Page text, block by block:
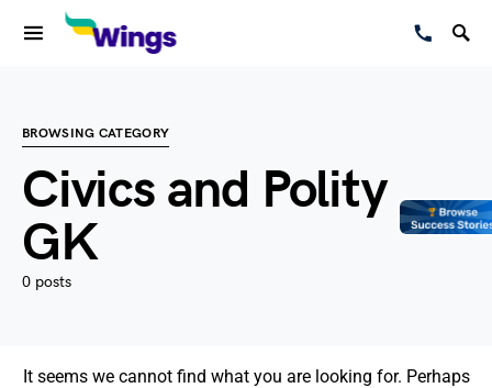
BROWSING CATEGORY
Civics and Polity
GK
0 posts
It seems we cannot find what you are looking for. Perhaps